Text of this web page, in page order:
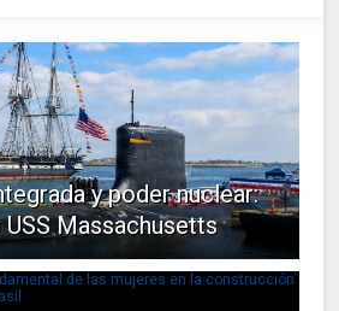
y poder nuclear:
Massachusetts